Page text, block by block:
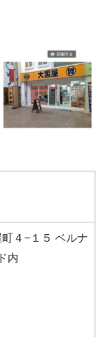
４−１５ ベルナ
内